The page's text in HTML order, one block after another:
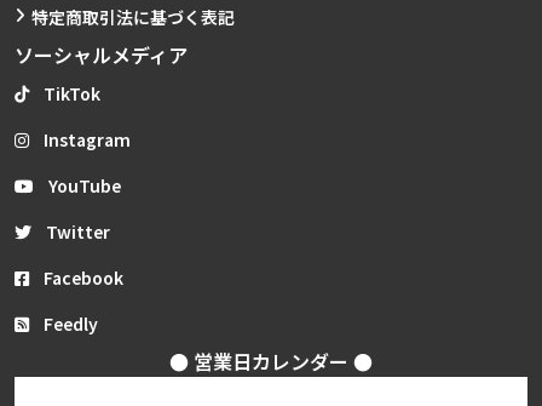
特定商取引法に基づく表記
ソーシャルメディア
TikTok
Instagram
YouTube
Twitter
Facebook
Feedly
● 営業日カレンダー ●